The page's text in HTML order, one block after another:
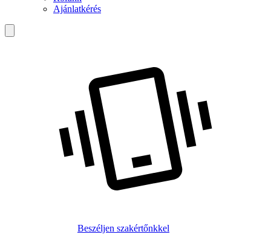
Ajánlatkérés
Beszéljen szakértőnkkel